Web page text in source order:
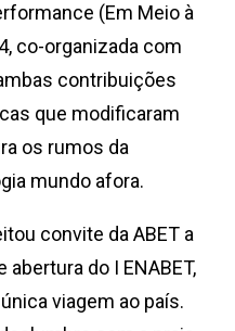
(Em Meio à
co-organizada com
contribuições
que modificaram
os rumos da
mundo afora.
convite da ABET a
abertura do I ENABET,
viagem ao país.